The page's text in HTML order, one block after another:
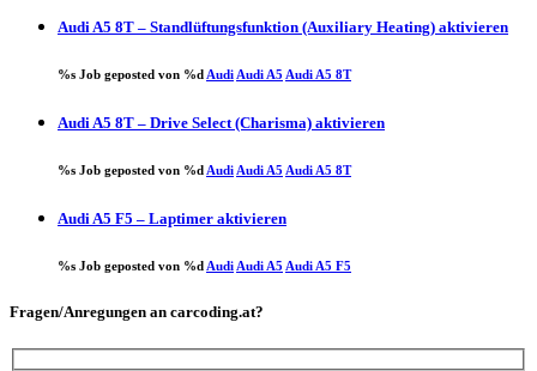
Audi A5 8T – Standlüftungsfunktion (Auxiliary Heating) aktivieren
%s Job geposted von %d Audi Audi A5 Audi A5 8T
Audi A5 8T – Drive Select (Charisma) aktivieren
%s Job geposted von %d Audi Audi A5 Audi A5 8T
Audi A5 F5 – Laptimer aktivieren
%s Job geposted von %d Audi Audi A5 Audi A5 F5
Fragen/Anregungen an carcoding.at?